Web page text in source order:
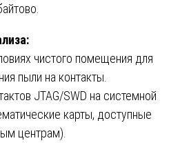
чистого помещения для
пыли на контакты.
JTAG/SWD на системной
карты, доступные
центрам).